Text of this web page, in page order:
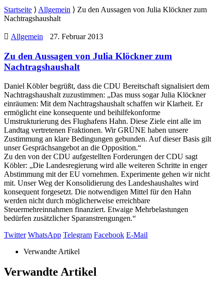
Startseite ⟩ Allgemein ⟩ Zu den Aussagen von Julia Klöckner zum
Nachtragshaushalt
Allgemein 27. Februar 2013
Zu den Aussagen von Julia Klöckner zum
Nachtragshaushalt
Daniel Köbler begrüßt, dass die CDU Bereitschaft signalisiert dem
Nachtragshaushalt zuzustimmen: „Das muss sogar Julia Klöckner
einräumen: Mit dem Nachtragshaushalt schaffen wir Klarheit. Er
ermöglicht eine konsequente und beihilfekonforme
Umstrukturierung des Flughafens Hahn. Diese Ziele eint alle im
Landtag vertretenen Fraktionen. Wir GRÜNE haben unsere
Zustimmung an klare Bedingungen gebunden. Auf dieser Basis gilt
unser Gesprächsangebot an die Opposition.“
Zu den von der CDU aufgestellten Forderungen der CDU sagt
Köbler: „Die Landesregierung wird alle weiteren Schritte in enger
Abstimmung mit der EU vornehmen. Experimente gehen wir nicht
mit. Unser Weg der Konsolidierung des Landeshaushaltes wird
konsequent forgesetzt. Die notwendigen Mittel für den Hahn
werden nicht durch möglicherweise erreichbare
Steuermehreinnahmen finanziert. Etwaige Mehrbelastungen
bedürfen zusätzlicher Sparanstrengungen.“
Twitter WhatsApp Telegram Facebook E-Mail
Verwandte Artikel
Verwandte Artikel